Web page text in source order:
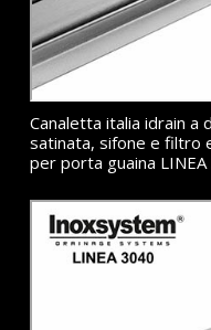
Canaletta italia idrain a
satinata, sifone e filtro
per porta guaina